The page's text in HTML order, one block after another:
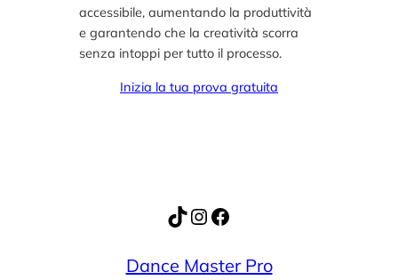
accessibile, aumentando la produttività
e garantendo che la creatività scorra
senza intoppi per tutto il processo.
Inizia la tua prova gratuita
TikTok
Instagram
Facebook
Dance Master Pro